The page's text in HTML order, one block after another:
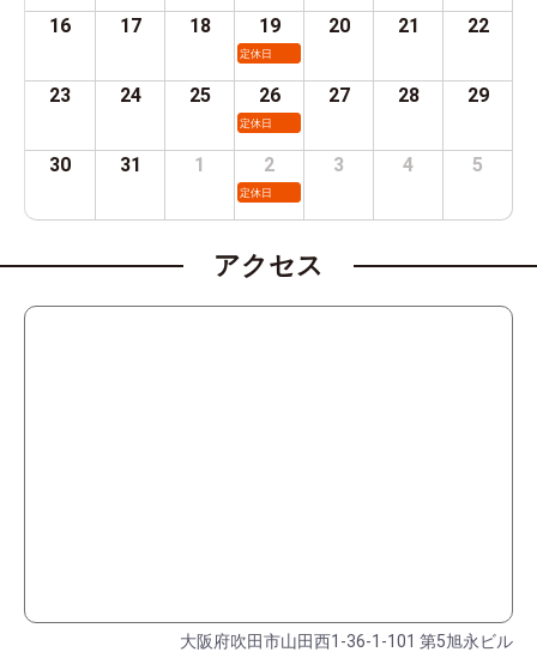
16 17 18 19
定休日
20 21 22
23 24 25 26
定休日
27 28 29
30 31 1 2
定休日
3 4 5
アクセス
大阪府吹田市山田西1-36-1-101 第5旭永ビル